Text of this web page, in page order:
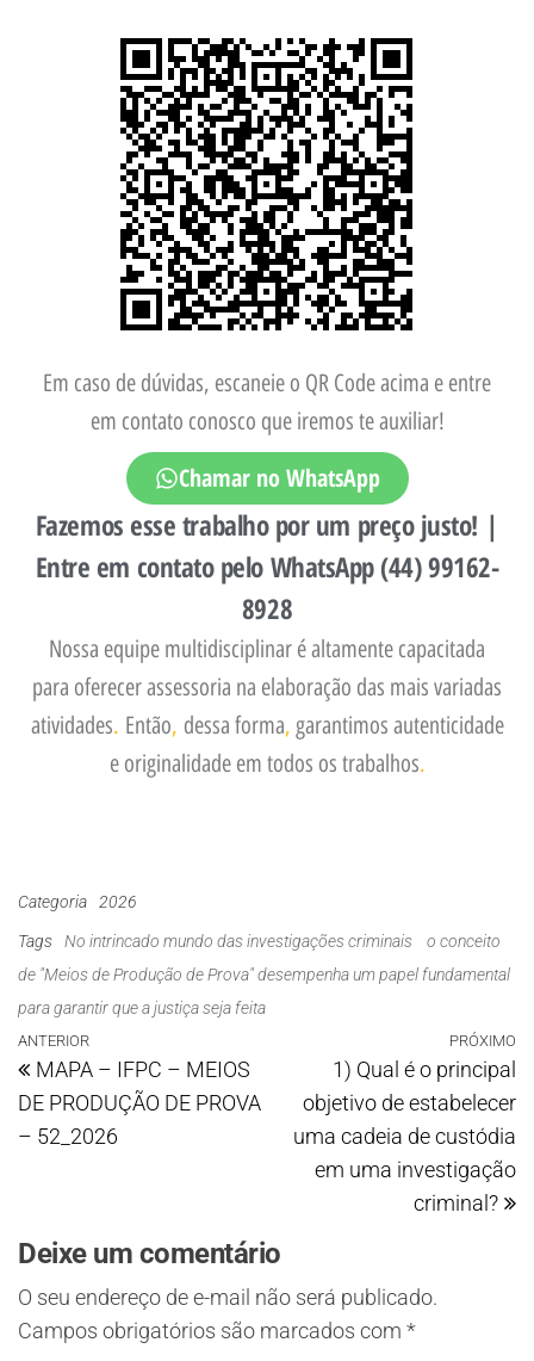
Em caso de dúvidas, escaneie o QR Code acima e entre
em contato conosco que iremos te auxiliar!
Chamar no WhatsApp
Fazemos esse trabalho por um preço justo! |
Entre em contato pelo WhatsApp (44) 99162-
8928
Nossa equipe multidisciplinar é altamente capacitada
para oferecer assessoria na elaboração das mais variadas
atividades. Então, dessa forma, garantimos autenticidade
e originalidade em todos os trabalhos.
Categoria 2026
Tags No intrincado mundo das investigações criminais
o conceito
de "Meios de Produção de Prova" desempenha um papel fundamental
para garantir que a justiça seja feita
ANTERIOR
MAPA – IFPC – MEIOS
DE PRODUÇÃO DE PROVA
– 52_2026
PRÓXIMO
1) Qual é o principal
objetivo de estabelecer
uma cadeia de custódia
em uma investigação
criminal?
Deixe um comentário
O seu endereço de e-mail não será publicado.
Campos obrigatórios são marcados com *